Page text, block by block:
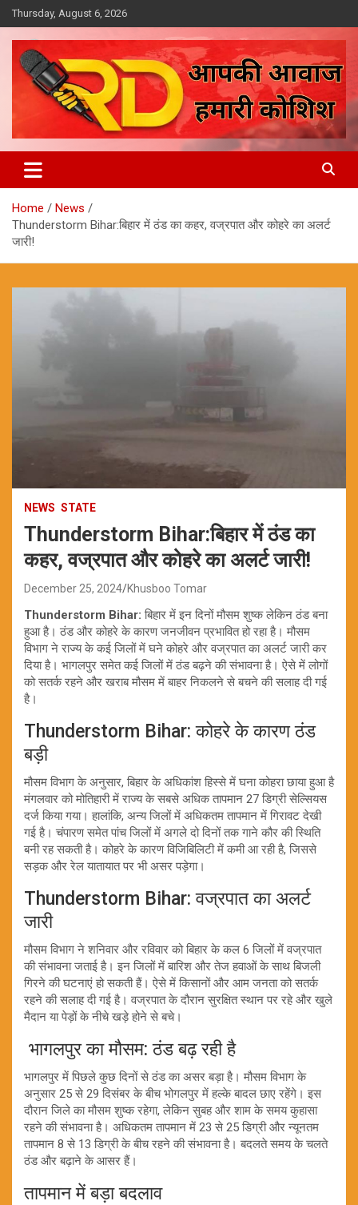
Skip
to
content
Thursday, August 6, 2026
Reporter Diaries
Home
News
Thunderstorm Bihar:बिहार में ठंड का कहर, वज्रपात और कोहरे का अलर्ट
जारी!
NEWS STATE
Thunderstorm Bihar:बिहार में ठंड का
कहर, वज्रपात और कोहरे का अलर्ट जारी!
December 25, 2024 Khusboo Tomar
Thunderstorm Bihar: बिहार में इन दिनों मौसम शुष्क लेकिन ठंड बना
हुआ है। ठंड और कोहरे के कारण जनजीवन प्रभावित हो रहा है। मौसम
विभाग ने राज्य के कई जिलों में घने कोहरे और वज्रपात का अलर्ट जारी कर
दिया है। भागलपुर समेत कई जिलों में ठंड बढ़ने की संभावना है। ऐसे में लोगों
को सतर्क रहने और खराब मौसम में बाहर निकलने से बचने की सलाह दी गई
है।
Thunderstorm Bihar: कोहरे के कारण ठंड
बड़ी
मौसम विभाग के अनुसार, बिहार के अधिकांश हिस्से में घना कोहरा छाया हुआ है
मंगलवार को मोतिहारी में राज्य के सबसे अधिक तापमान 27 डिग्री सेल्सियस
दर्ज किया गया। हालांकि, अन्य जिलों में अधिकतम तापमान में गिरावट देखी
गई है। चंपारण समेत पांच जिलों में अगले दो दिनों तक गाने कौर की स्थिति
बनी रह सकती है। कोहरे के कारण विजिबिलिटी में कमी आ रही है, जिससे
सड़क और रेल यातायात पर भी असर पड़ेगा।
Thunderstorm Bihar: वज्रपात का अलर्ट
जारी
मौसम विभाग ने शनिवार और रविवार को बिहार के कल 6 जिलों में वज्रपात
की संभावना जताई है। इन जिलों में बारिश और तेज हवाओं के साथ बिजली
गिरने की घटनाएं हो सकती हैं। ऐसे में किसानों और आम जनता को सतर्क
रहने की सलाह दी गई है। वज्रपात के दौरान सुरक्षित स्थान पर रहे और खुले
मैदान या पेड़ों के नीचे खड़े होने से बचे।
भागलपुर का मौसम: ठंड बढ़ रही है
भागलपुर में पिछले कुछ दिनों से ठंड का असर बड़ा है। मौसम विभाग के
अनुसार 25 से 29 दिसंबर के बीच भोगलपुर में हल्के बादल छाए रहेंगे। इस
दौरान जिले का मौसम शुष्क रहेगा, लेकिन सुबह और शाम के समय कुहासा
रहने की संभावना है। अधिकतम तापमान में 23 से 25 डिग्री और न्यूनतम
तापमान 8 से 13 डिग्री के बीच रहने की संभावना है। बदलते समय के चलते
ठंड और बढ़ाने के आसर हैं।
तापमान में बड़ा बदलाव